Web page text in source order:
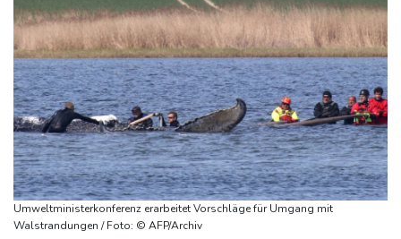
Umweltministerkonferenz erarbeitet Vorschläge für Umgang mit
Walstrandungen / Foto: © AFP/Archiv